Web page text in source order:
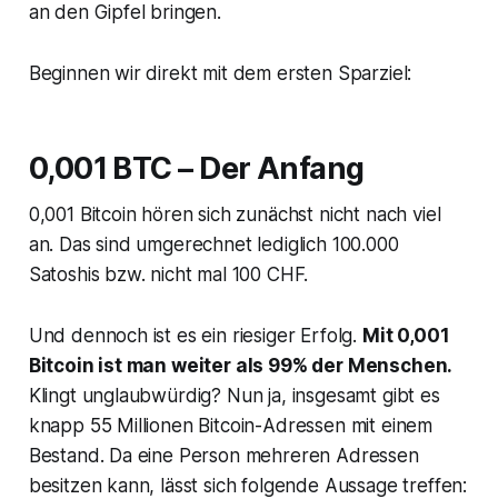
an den Gipfel bringen.
Beginnen wir direkt mit dem ersten Sparziel:
0,001 BTC – Der Anfang
0,001 Bitcoin hören sich zunächst nicht nach viel
an. Das sind umgerechnet lediglich 100.000
Satoshis bzw. nicht mal 100 CHF.
Und dennoch ist es ein riesiger Erfolg. Mit 0,001
Bitcoin ist man weiter als 99% der Menschen.
Klingt unglaubwürdig? Nun ja, insgesamt gibt es
knapp 55 Millionen Bitcoin-Adressen mit einem
Bestand. Da eine Person mehreren Adressen
besitzen kann, lässt sich folgende Aussage treffen: